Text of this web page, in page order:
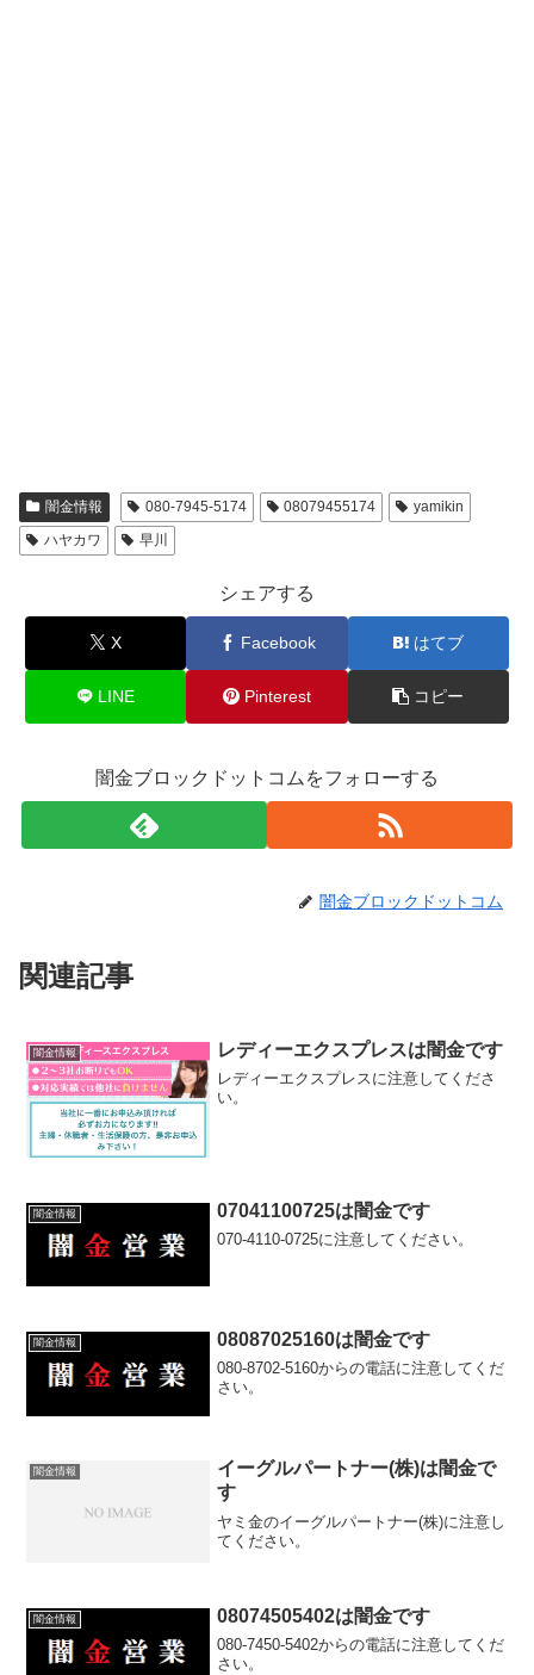
闇金情報 080-7945-5174 08079455174
yamikin
ハヤカワ
早川
シェアする
X Facebook はてブ
LINE Pinterest コピー
闇金ブロックドットコムをフォローする
闇金ブロックドットコム
関連記事
闇金情報 レディーエクスプレスは闇金です
レディーエクスプレスに注意してくださ
い。
闇金情報 07041100725は闇金です
070-4110-0725に注意してください。
闇金情報 08087025160は闇金です
080-8702-5160からの電話に注意してくだ
さい。
闇金情報
イーグルパートナー(株)は闇金で
す
ヤミ金のイーグルパートナー(株)に注意し
てください。
闇金情報 08074505402は闇金です
080-7450-5402からの電話に注意してくだ
さい。